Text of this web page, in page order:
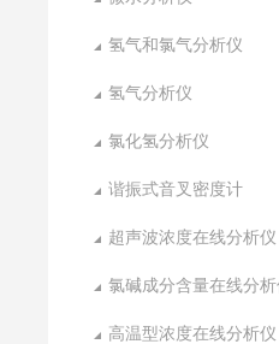
氢气和氯气分析仪
氢气分析仪
氯化氢分析仪
谐振式音叉密度计
超声波浓度在线分析仪
氯碱成分含量在线分析
高温型浓度在线分析仪